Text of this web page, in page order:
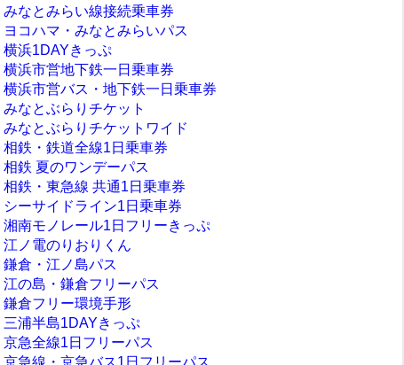
みなとみらい線接続乗車券
ヨコハマ・みなとみらいパス
横浜1DAYきっぷ
横浜市営地下鉄一日乗車券
横浜市営バス・地下鉄一日乗車券
みなとぶらりチケット
みなとぶらりチケットワイド
相鉄・鉄道全線1日乗車券
相鉄 夏のワンデーパス
相鉄・東急線 共通1日乗車券
シーサイドライン1日乗車券
湘南モノレール1日フリーきっぷ
江ノ電のりおりくん
鎌倉・江ノ島パス
江の島・鎌倉フリーパス
鎌倉フリー環境手形
三浦半島1DAYきっぷ
京急全線1日フリーパス
京急線・京急バス1日フリーパス